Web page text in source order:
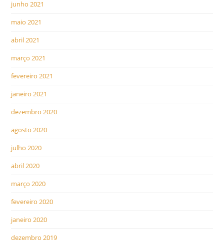
junho 2021
maio 2021
abril 2021
março 2021
fevereiro 2021
janeiro 2021
dezembro 2020
agosto 2020
julho 2020
abril 2020
março 2020
fevereiro 2020
janeiro 2020
dezembro 2019